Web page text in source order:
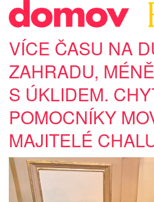
VÍCE ČASU NA
ZAHRADU,
S ÚKLIDEM.
POMOCNÍKY
MAJITELÉ